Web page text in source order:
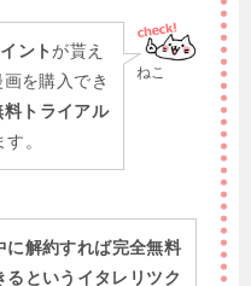
ねこ
ント が貰え
を購入でき
料トライアル
。
に解約すれば完全無料
というイタレリツク